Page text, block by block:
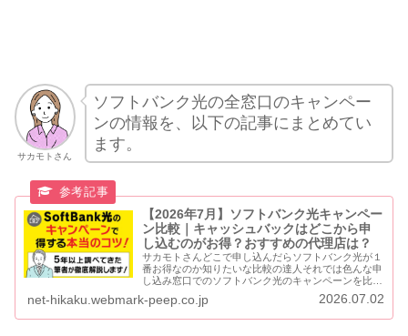
サカモトさん
ソフトバンク光の全窓口のキャンペー
ンの情報を、以下の記事にまとめてい
ます。
【2026年7月】ソフトバンク光キャンペー
ン比較｜キャッシュバックはどこから申
し込むのがお得？おすすめの代理店は？
サカモトさんどこで申し込んだらソフトバンク光が１
番お得なのか知りたいな比較の達人それでは色んな申
し込み窓口でのソフトバンク光のキャンペーンを比較
してご紹介しましょう。この記事では、ソフトバンク
光の契約前に必ず知っておかないといけない、重要
net-hikaku.webmark-peep.co.jp 2026.07.02